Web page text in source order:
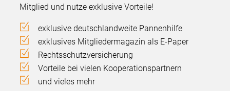
Mitglied und nutze exklusive Vorteile!
exklusive deutschlandweite Pannenhilfe
exklusives Mitgliedermagazin als E-Paper
Rechtsschutzversicherung
Vorteile bei vielen Kooperationspartnern
und vieles mehr